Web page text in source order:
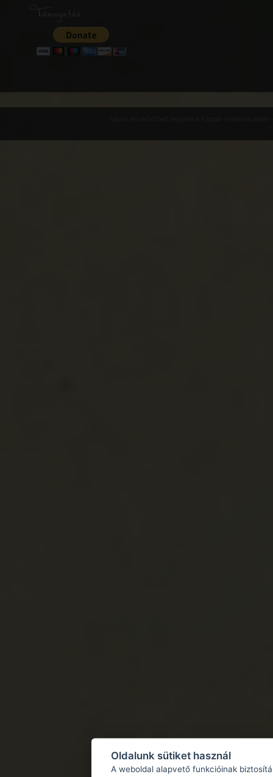
Támogatás
Oldalunk sütiket használ
A weboldal alapvető funkcióinak